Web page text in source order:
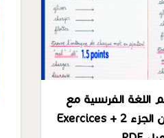
اللغة الفرنسية مع
التصحيح للمبتدئين الجزء 2 Exercices +